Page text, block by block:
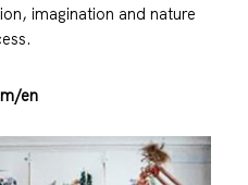
imagination and nature
en